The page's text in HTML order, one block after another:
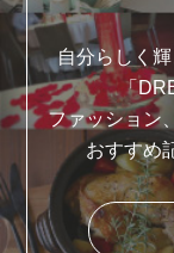
自分らしく
「
ファッション
おすすめ